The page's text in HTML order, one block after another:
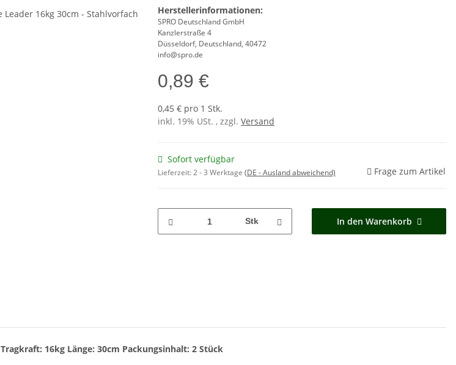
Herstellerinformationen:
SPRO Deutschland GmbH
Kanzlerstraße 4
Düsseldorf, Deutschland, 40472
info@spro.de
0,89 €
0,45 € pro 1 Stk.
inkl. 19% USt. , zzgl. Versand
Sofort verfügbar
Lieferzeit:2 - 3 Werktage (DE - Ausland abweichend) Frage zum Artikel
Stk In den Warenkorb
Tragkraft: 16kg Länge: 30cm Packungsinhalt: 2 Stück